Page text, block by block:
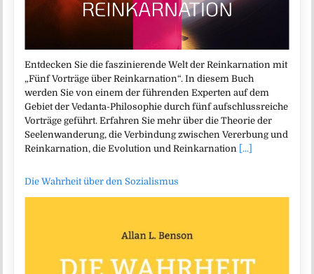
Entdecken Sie die faszinierende Welt der Reinkarnation mit
„Fünf Vorträge über Reinkarnation“. In diesem Buch
werden Sie von einem der führenden Experten auf dem
Gebiet der Vedanta-Philosophie durch fünf aufschlussreiche
Vorträge geführt. Erfahren Sie mehr über die Theorie der
Seelenwanderung, die Verbindung zwischen Vererbung und
Reinkarnation, die Evolution und Reinkarnation [...]
Die Wahrheit über den Sozialismus